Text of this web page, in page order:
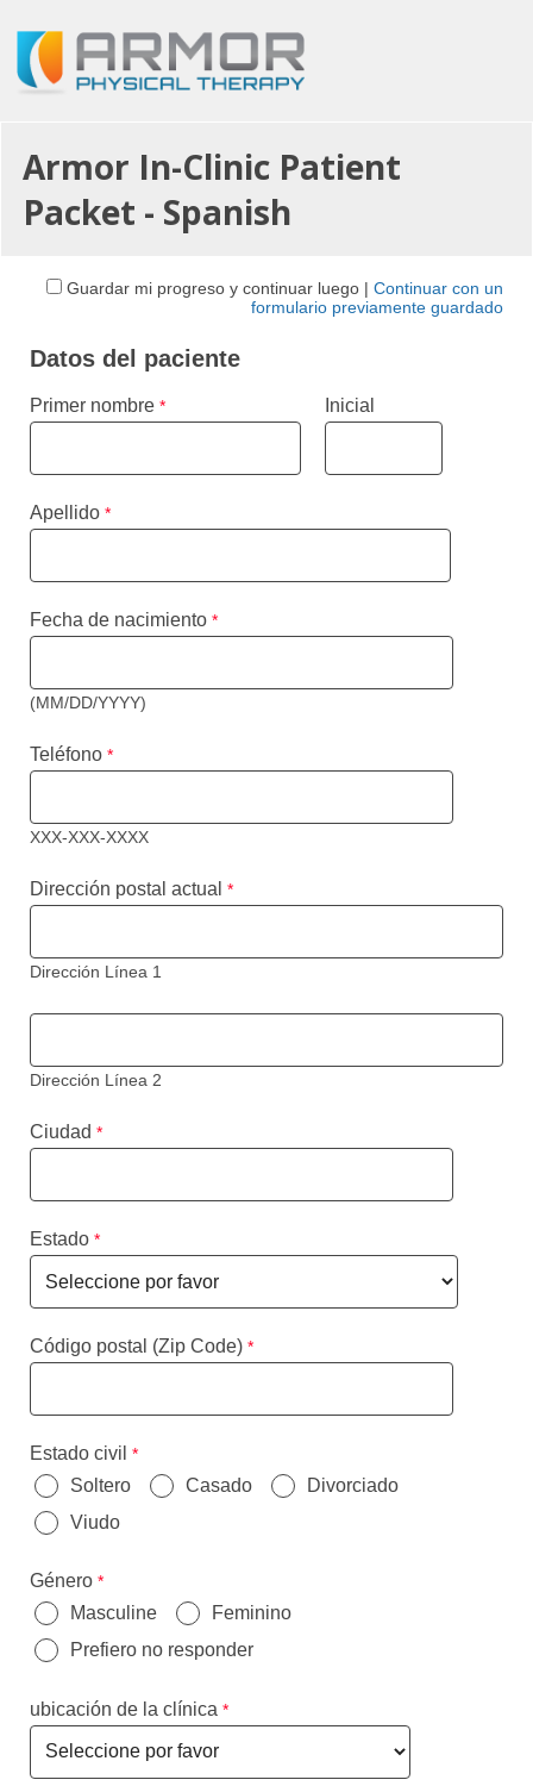
Armor In-Clinic Patient
Packet - Spanish
Guardar mi progreso y continuar luego | Continuar con un
formulario previamente guardado
Datos del paciente
Primer nombre Inicial
Apellido
Fecha de nacimiento
(MM/DD/YYYY)
Teléfono
XXX-XXX-XXXX
Dirección postal actual
Dirección Línea 1
Dirección Línea 2
Ciudad
Estado
Código postal (Zip Code)
Estado civil
Soltero
Casado
Divorciado
Viudo
Género
Masculine
Feminino
Prefiero no responder
ubicación de la clínica